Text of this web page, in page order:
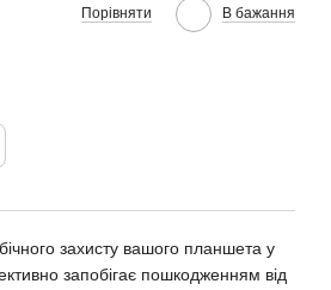
Порівняти В бажання
захисту вашого планшета у
запобігає пошкодженням від